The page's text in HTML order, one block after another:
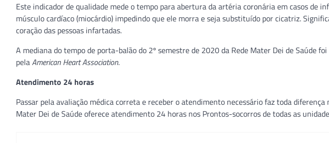
Este indicador de qualidade mede o tempo para abertura da artéria coronária em casos de
músculo cardíaco (miocárdio) impedindo que ele morra e seja substituído por cicatriz.
coração das pessoas infartadas.
A mediana do tempo de porta-balão do 2º semestre de 2020 da Rede Mater Dei de Saúde
pelaAmerican Heart Association.
Atendimento 24 horas
Passar pela avaliação médica correta e receber o atendimento necessário faz toda diferença
Mater Dei de Saúde oferece atendimento 24 horas nos Prontos-socorros de todas as